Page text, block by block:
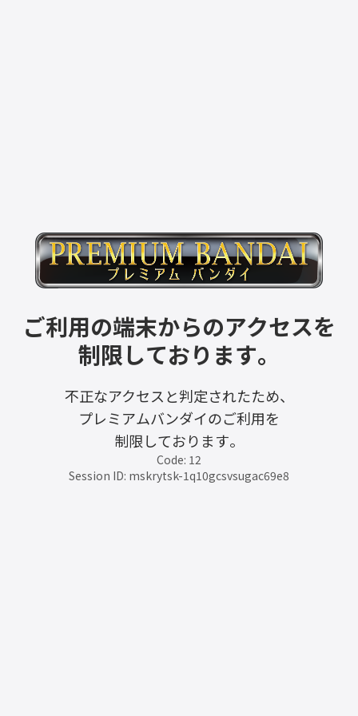
ご利用の端末からのアクセスを
制限しております。
不正なアクセスと判定されたため、
プレミアムバンダイのご利用を
制限しております。
Code: 12
Session ID: mskrytsk-1q10gcsvsugac69e8